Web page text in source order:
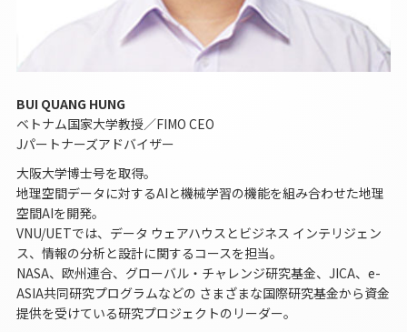
BUI QUANG HUNG
ベトナム国家大学教授／FIMO CEO
Jパートナーズアドバイザー
大阪大学博士号を取得。
地理空間データに対するAIと機械学習の機能を組み合わせた地理
空間AIを開発。
VNU/UETでは、データ ウェアハウスとビジネス インテリジェン
ス、情報の分析と設計に関するコースを担当。
NASA、欧州連合、グローバル・チャレンジ研究基金、JICA、e-
ASIA共同研究プログラムなどの さまざまな国際研究基金から資金
提供を受けている研究プロジェクトのリーダー。